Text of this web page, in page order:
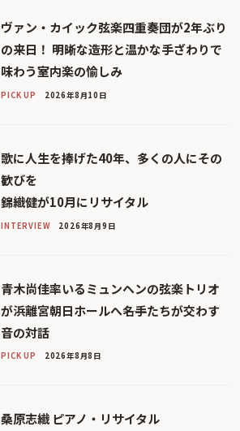
ヴァン・カイック弦楽四重奏団が2年ぶり
の来日！ 明晰な造形と温かな手ざわりで
味わう室内楽の愉しみ
PICK UP 2026年8月10日
歌に人生を捧げた40年、多くの人にその
歓びを
錦織健が10月にリサイタル
INTERVIEW 2026年8月9日
青木尚佳率いるミュンヘンの弦楽トリオ
が浜離宮朝日ホールへ――名手たちが交わす
音の対話
PICK UP 2026年8月8日
桑原志織 ピアノ・リサイタル